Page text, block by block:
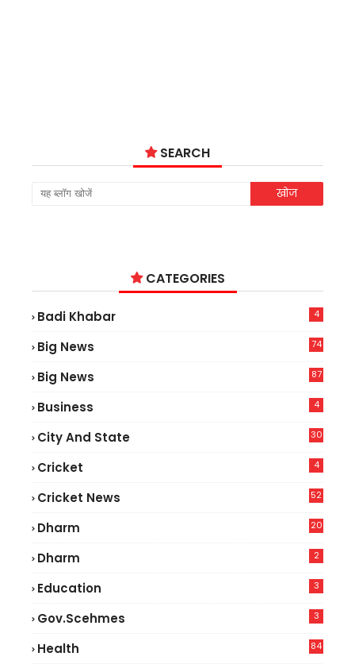
SEARCH
CATEGORIES
Badi Khabar 4
Big News
74
Big News
87
Business 4
City And State 30
Cricket 4
Cricket News
52
Dharm 20
Dharm 2
Education 3
Gov.scehmes 3
Health
84